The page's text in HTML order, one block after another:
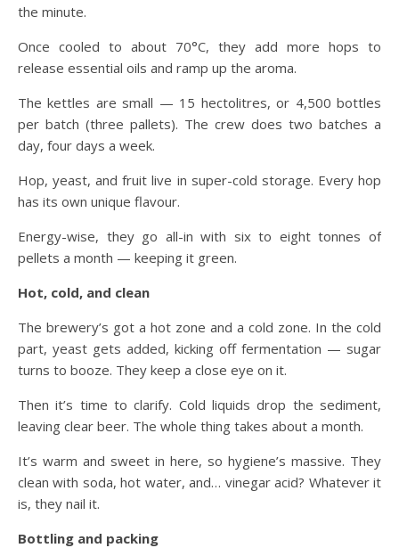
the minute.
Once cooled to about 70°C, they add more hops to
release essential oils and ramp up the aroma.
The kettles are small — 15 hectolitres, or 4,500 bottles
per batch (three pallets). The crew does two batches a
day, four days a week.
Hop, yeast, and fruit live in super-cold storage. Every hop
has its own unique flavour.
Energy-wise, they go all-in with six to eight tonnes of
pellets a month — keeping it green.
Hot, cold, and clean
The brewery’s got a hot zone and a cold zone. In the cold
part, yeast gets added, kicking off fermentation — sugar
turns to booze. They keep a close eye on it.
Then it’s time to clarify. Cold liquids drop the sediment,
leaving clear beer. The whole thing takes about a month.
It’s warm and sweet in here, so hygiene’s massive. They
clean with soda, hot water, and… vinegar acid? Whatever it
is, they nail it.
Bottling and packing